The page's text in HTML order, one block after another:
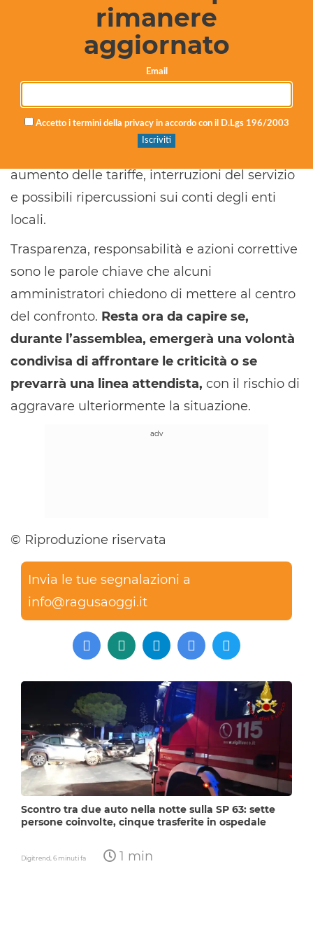
la nomina del nuovo amministratore e
l’approvazione del bilancio 2024 – ma
rappresenterà anche un banco di prova
politico sulla gestione di un’azienda pubblica
strategica per il territorio.
Il rischio non riguarda solo la tenuta della
società, ma anche le ricadute sui cittadini, tra
aumento delle tariffe, interruzioni del servizio
e possibili ripercussioni sui conti degli enti
locali.
Trasparenza, responsabilità e azioni correttive
sono le parole chiave che alcuni
amministratori chiedono di mettere al centro
del confronto. Resta ora da capire se,
durante l’assemblea, emergerà una volontà
condivisa di affrontare le criticità o se
prevarrà una linea attendista, con il rischio di
aggravare ulteriormente la situazione.
© Riproduzione riservata
Invia le tue segnalazioni a
info@ragusaoggi.it
Scontro tra due auto nella notte sulla SP 63: sette
persone coinvolte, cinque trasferite in ospedale
Digitrend,6 minuti fa 1 min
rimanere
aggiornato
Email
Accetto i termini della privacy in accordo con il D.Lgs 196/2003